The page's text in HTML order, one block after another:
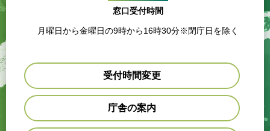
窓口受付時間
月曜日から金曜日の9時から16時30分※閉庁日を除く
受付時間変更
庁舎の案内